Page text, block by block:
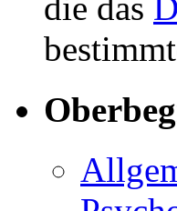
die das